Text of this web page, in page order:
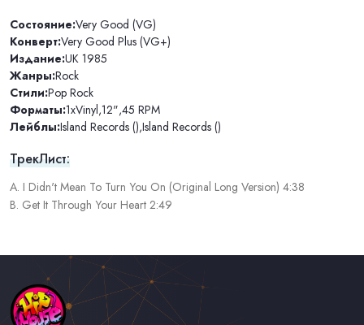
Состояние:Very Good (VG)
Конверт:Very Good Plus (VG+)
Издание:UK 1985
Жанры:Rock
Стили:Pop Rock
Форматы:1xVinyl,12",45 RPM
Лейблы:Island Records (),Island Records ()
ТрекЛист:
A. I Didn't Mean To Turn You On (Original Long Version) 4:38
B. Get It Through Your Heart 2:49